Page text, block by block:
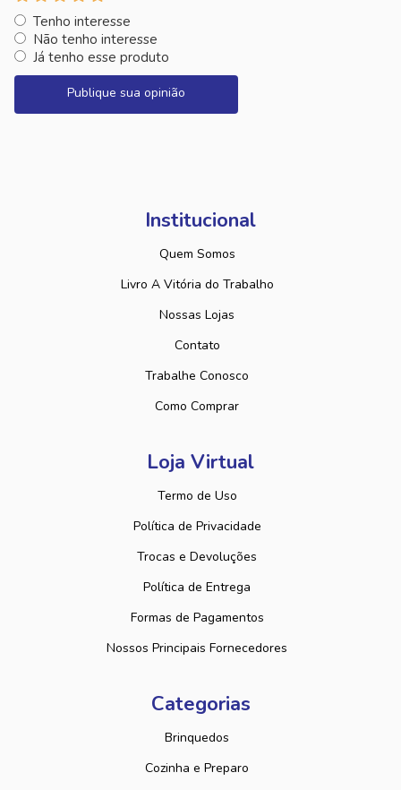
Tenho interesse
Não tenho interesse
Já tenho esse produto
Publique sua opinião
Institucional
Quem Somos
Livro A Vitória do Trabalho
Nossas Lojas
Contato
Trabalhe Conosco
Como Comprar
Loja Virtual
Termo de Uso
Política de Privacidade
Trocas e Devoluções
Política de Entrega
Formas de Pagamentos
Nossos Principais Fornecedores
Categorias
Brinquedos
Cozinha e Preparo